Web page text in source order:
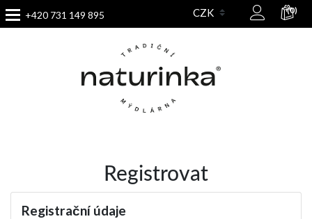
+420 731 149 895 (0)
Registrovat
Registrační údaje